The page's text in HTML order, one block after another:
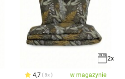
2x
4,7 5x w magazynie